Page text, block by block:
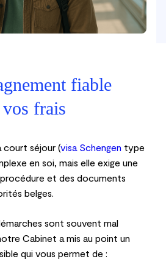
fiable
frais
court séjour (visa Schengen type
en soi, mais elle exige une
et des documents
belges.
sont souvent mal
Cabinet a mis au point un
qui vous permet de :